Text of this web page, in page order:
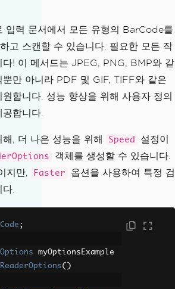
입력 문서에서 모든 유형의 BarCode를
고 스캔할 수 있습니다. 필요한 모든 작
다! 이 메서드는 JPEG, PNG, BMP와 같
뿐만 아니라 PDF 및 GIF, TIFF와 같은
합니다. 성능 향상을 위해 사용자 정의
합니다.
, 더 나은 성능을 위해 Speed
설정이
객체를 생성할 수 있습니다.
지만, Faster
옵션을 사용하여 특정 검
다.
;
()